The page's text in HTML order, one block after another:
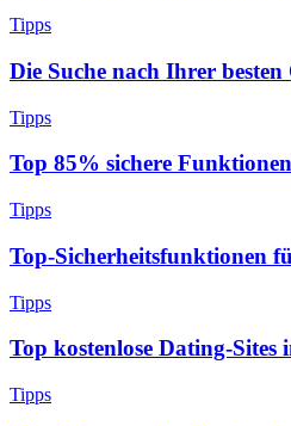
Tipps
Die Suche nach Ihrer
Tipps
Top 85% sichere
Tipps
Top-Sicherheitsfunktionen
Tipps
Top kostenlose Dating-
Tipps